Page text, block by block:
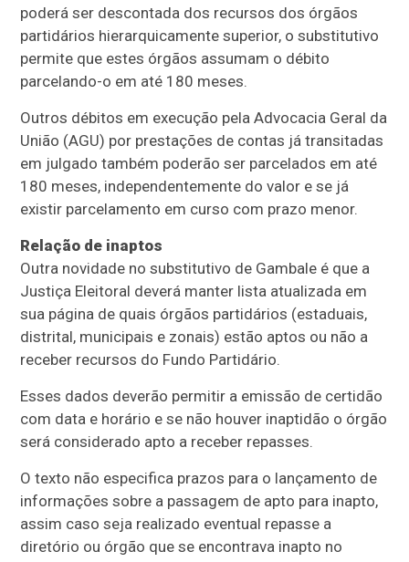
poderá ser descontada dos recursos dos órgãos
partidários hierarquicamente superior, o substitutivo
permite que estes órgãos assumam o débito
parcelando-o em até 180 meses.
Outros débitos em execução pela Advocacia Geral da
União (AGU) por prestações de contas já transitadas
em julgado também poderão ser parcelados em até
180 meses, independentemente do valor e se já
existir parcelamento em curso com prazo menor.
Relação de inaptos
Outra novidade no substitutivo de Gambale é que a
Justiça Eleitoral deverá manter lista atualizada em
sua página de quais órgãos partidários (estaduais,
distrital, municipais e zonais) estão aptos ou não a
receber recursos do Fundo Partidário.
Esses dados deverão permitir a emissão de certidão
com data e horário e se não houver inaptidão o órgão
será considerado apto a receber repasses.
O texto não especifica prazos para o lançamento de
informações sobre a passagem de apto para inapto,
assim caso seja realizado eventual repasse a
diretório ou órgão que se encontrava inapto no